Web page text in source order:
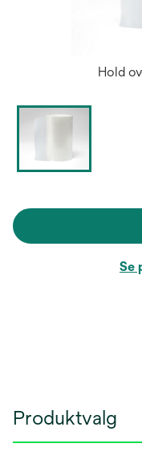
Hold
Se
Produktvalg